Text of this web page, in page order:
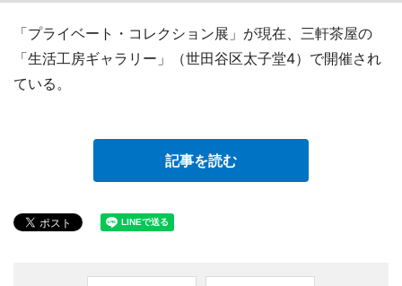
「プライベート・コレクション展」が現在、三軒茶屋の
「生活工房ギャラリー」（世田谷区太子堂4）で開催され
ている。
記事を読む